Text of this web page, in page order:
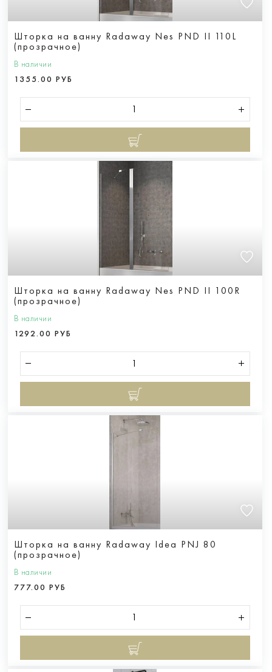
Шторка на ванну Radaway Nes PND II 110L
(прозрачное)
В наличии
1355.00 РУБ
Шторка на ванну Radaway Nes PND II 100R
(прозрачное)
В наличии
1292.00 РУБ
Шторка на ванну Radaway Idea PNJ 80
(прозрачное)
В наличии
777.00 РУБ